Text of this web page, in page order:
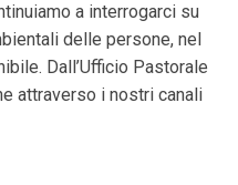
a interrogarci su
delle persone, nel
Dall’Ufficio Pastorale
attraverso i nostri canali